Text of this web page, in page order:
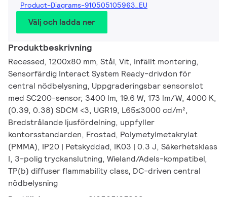
Product-Diagrams-910505105963_EU
Välj och ladda ner
Produktbeskrivning
Recessed, 1200x80 mm, Stål, Vit, Infällt montering,
Sensorfärdig Interact System Ready-drivdon för
central nödbelysning, Uppgraderingsbar sensorslot
med SC200-sensor, 3400 lm, 19.6 W, 173 lm/W, 4000 K,
(0.39, 0.38) SDCM <3, UGR19, L65≤3000 cd/m²,
Bredstrålande ljusfördelning, uppfyller
kontorsstandarden, Frostad, Polymetylmetakrylat
(PMMA), IP20 | Petskyddad, IK03 | 0.3 J, Säkerhetsklass
I, 3-polig tryckanslutning, Wieland/Adels-kompatibel,
TP(b) diffuser flammability class, DC-driven central
nödbelysning